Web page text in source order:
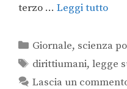
terzo … Leggi tutto
Giornale, scienza
dirittiumani,legge
Lascia un